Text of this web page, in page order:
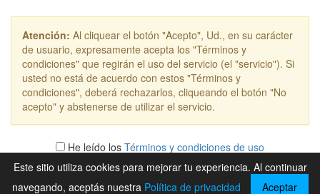
Atención: Al cliquear el botón "Acepto", Ud., en su carácter
de usuario, expresamente acepta los "Términos y
condiciones" que regirán el uso del servicio (el "servicio"). Si
usted no está de acuerdo con estos "Términos y
condiciones", deberá rechazarlos, cliqueando el botón "No
acepto" y abstenerse de utilizar el servicio.
He leído los Términos y condiciones de uso
No acepto
Este sitio utiliza cookies para mejorar tu experiencia. Al continuar
navegando, aceptás nuestra Política de privacidad Aceptar